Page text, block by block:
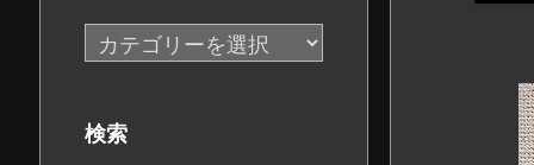
カ
テ
リ
ー
検索